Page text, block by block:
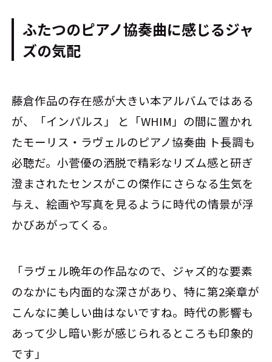
ふたつのピアノ協奏曲に感じるジャ
ズの気配
藤倉作品の存在感が大きい本アルバムではある
が、「インパルス」 と「WHIM」の間に置かれ
たモーリス・ラヴェルのピアノ協奏曲 ト長調も
必聴だ。小菅優の洒脱で精彩なリズム感と研ぎ
澄まされたセンスがこの傑作にさらなる生気を
与え、絵画や写真を見るように時代の情景が浮
かびあがってくる。
「ラヴェル晩年の作品なので、ジャズ的な要素
のなかにも内面的な深さがあり、特に第2楽章が
こんなに美しい曲はないですね。時代の影響も
あって少し暗い影が感じられるところも印象的
です」